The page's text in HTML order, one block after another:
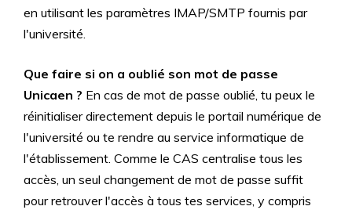
en utilisant les paramètres IMAP/SMTP fournis par
l'université.
Que faire si on a oublié son mot de passe
Unicaen ? En cas de mot de passe oublié, tu peux le
réinitialiser directement depuis le portail numérique de
l'université ou te rendre au service informatique de
l'établissement. Comme le CAS centralise tous les
accès, un seul changement de mot de passe suffit
pour retrouver l'accès à tous tes services, y compris